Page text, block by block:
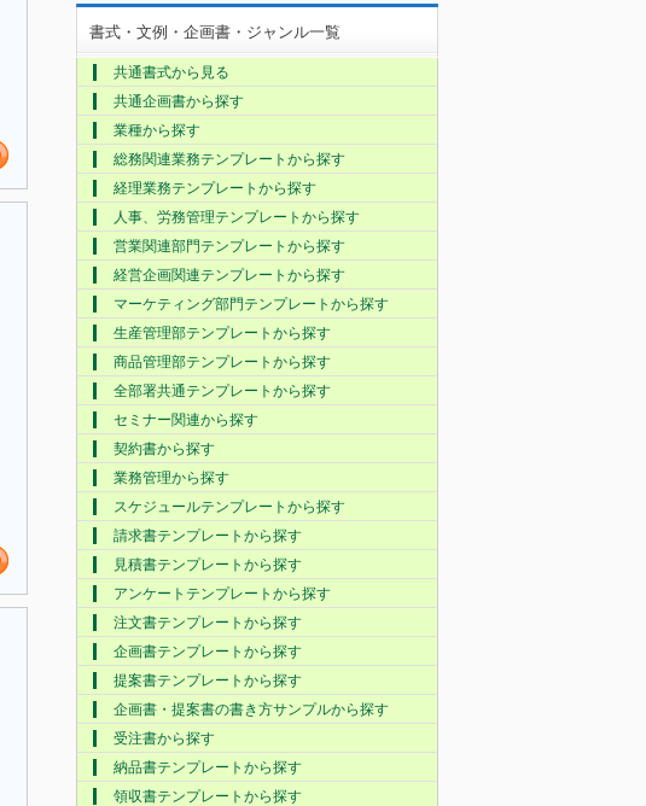
書式・文例・企画書・ジャンル一覧
共通書式から見る
共通企画書から探す
業種から探す
総務関連業務テンプレートから探す
経理業務テンプレートから探す
人事、労務管理テンプレートから探す
営業関連部門テンプレートから探す
経営企画関連テンプレートから探す
マーケティング部門テンプレートから探す
生産管理部テンプレートから探す
商品管理部テンプレートから探す
全部署共通テンプレートから探す
セミナー関連から探す
契約書から探す
業務管理から探す
スケジュールテンプレートから探す
請求書テンプレートから探す
見積書テンプレートから探す
アンケートテンプレートから探す
注文書テンプレートから探す
企画書テンプレートから探す
提案書テンプレートから探す
企画書・提案書の書き方サンプルから探す
受注書から探す
納品書テンプレートから探す
領収書テンプレートから探す